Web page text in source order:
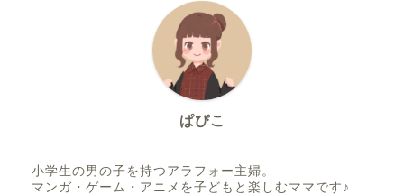
ぱぴこ
小学生の男の子を持つアラフォー主婦。
マンガ・ゲーム・アニメを子どもと楽しむママです♪